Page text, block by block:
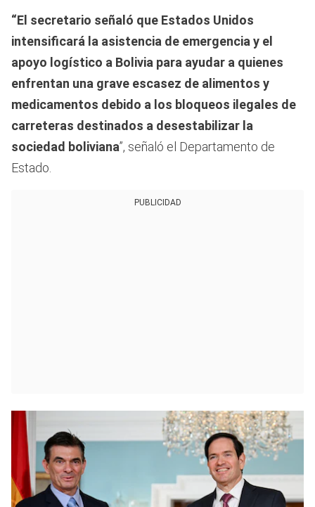
“El secretario señaló que Estados Unidos
intensificará la asistencia de emergencia y el
apoyo logístico a Bolivia para ayudar a quienes
enfrentan una grave escasez de alimentos y
medicamentos debido a los bloqueos ilegales de
carreteras destinados a desestabilizar la
sociedad boliviana”, señaló el Departamento de
Estado.
PUBLICIDAD